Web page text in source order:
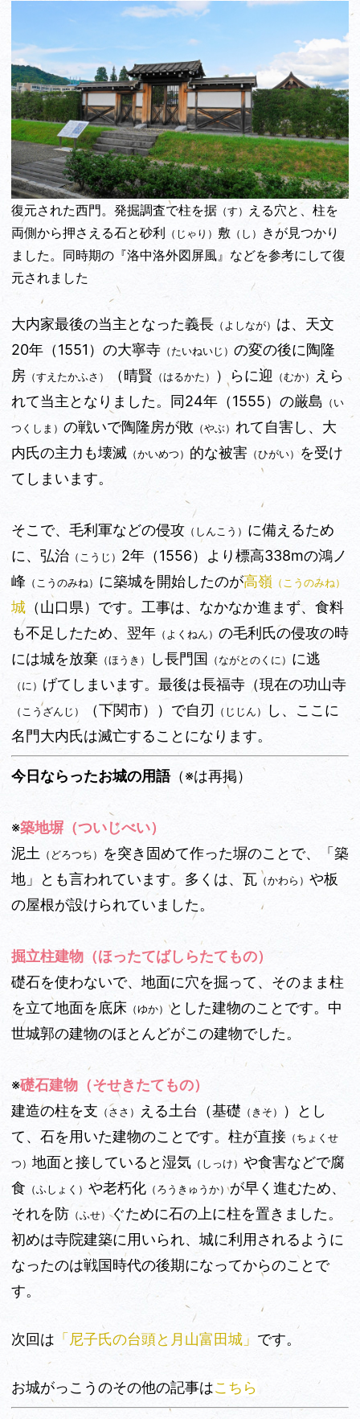
復元された西門。発掘調査で柱を据 （す）
える穴と、柱を
両側から押さえる石と砂利 （じゃり） 敷 （し）
きが見つかり
ました。同時期の『洛中洛外図屏風』などを参考にして復
元されました
大内家最後の当主となった義長 （よしなが） は、天文
20年（1551）の大寧寺 （たいねいじ） の変の後に陶隆
房 （すえたかふさ） （晴賢 （はるかた） ）らに迎 （むか）
えら
れて当主となりました。同24年 （1555） の厳島
（い
つくしま） の戦いで陶隆房が敗 （やぶ） れて自害し、大
内氏の主力も壊滅 （かいめつ） 的な被害 （ひがい）を受け
てしまいます。
そこで、毛利軍などの侵攻 （しんこう） に備えるため
に、弘治 （こうじ） 2年（1556）より標高338mの鴻ノ
峰 （こうのみね） に築城を開始したのが高嶺 （こうのみね）
城 （山口県）です。工事は、なかなか進まず、食料
も不足したため、翌年 （よくねん） の毛利氏の侵攻の時
には城を放棄 （ほうき） し長門国 （ながとのくに） に逃
（に） げてしまいます。最後は長福寺（現在の功山寺
（こうざんじ） （下関市））で自刃 （じじん）
し、ここに
名門大内氏は滅亡することになります。
今日ならったお城の用語（※は再掲）
※築地塀（ついじべい）
泥土
（どろつち）
を突き固めて作った塀のことで、「築
地」とも言われています。多くは、瓦 （かわら） や板
の屋根が設けられていました。
掘立柱建物（ほったてばしらたてもの）
礎石を使わないで、地面に穴を掘って、そのまま柱
を立て地面を底床 （ゆか） とした建物のことです。中
世城郭の建物のほとんどがこの建物でした。
※礎石建物（そせきたてもの）
建造の柱を支 （ささ） える土台（基礎 （きそ）
）とし
て、石を用いた建物のことです。柱が直接 （ちょくせ
つ） 地面と接していると湿気 （しっけ） や食害などで腐
食 （ふしょく） や老朽化 （ろうきゅうか）が早く進むため、
それを防 （ふせ）ぐために石の上に柱を置きました。
初めは寺院建築に用いられ、城に利用されるように
なったのは戦国時代の後期になってからのことで
す。
次回は 「尼子氏の台頭と月山富田城」 です。
お城がっこうのその他の記事はこちら